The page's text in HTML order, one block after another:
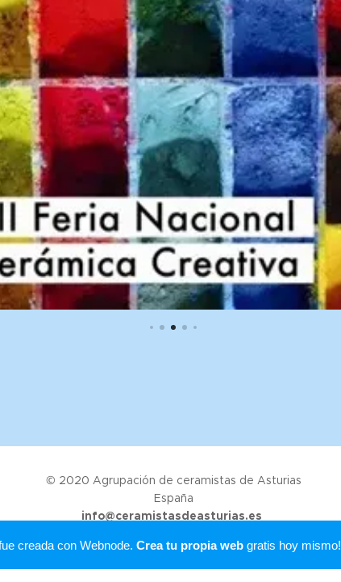
© 2020 Agrupación de ceramistas de Asturias
España
info@ceramistasdeasturias.es
creada con Webnode. Crea tu propia web gratis hoy mismo!